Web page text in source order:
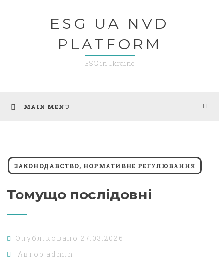
ESG UA NVD
PLATFORM
ESG in Ukraine
MAIN MENU
ЗАКОНОДАВСТВО, НОРМАТИВНЕ РЕГУЛЮВАННЯ
Томущо послідовні
Опубліковано 27.03.2026
Автор admin